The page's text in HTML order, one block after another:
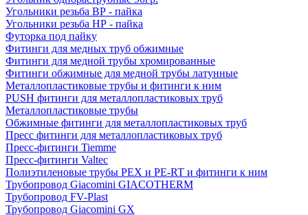
Угольники резьба ВР - пайка
Угольники резьба НР - пайка
Футорка под пайку
Фитинги для медных труб обжимные
Фитинги для медной трубы хромированные
Фитинги обжимные для медной трубы латунные
Металлопластиковые трубы и фитинги к ним
PUSH фитинги для металлопластиковых труб
Металлопластиковые трубы
Обжимные фитинги для металлопластиковых труб
Пресс фитинги для металлопластиковых труб
Пресс-фитинги Tiemme
Пресс-фитинги Valtec
Полиэтиленовые трубы PEX и PE-RT и фитинги к ним
Трубопровод Giacomini GIACOTHERM
Трубопровод FV-Plast
Трубопровод Giacomini GX